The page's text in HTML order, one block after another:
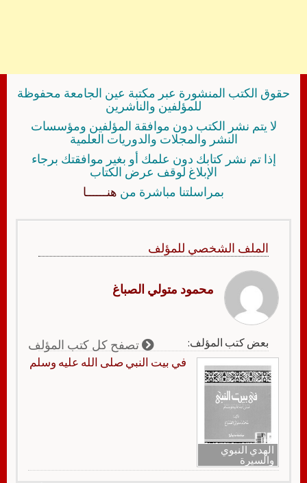
حقوق الكتب المنشورة عبر مكتبة عين الجامعة محفوظة
للمؤلفين والناشرين
لا يتم نشر الكتب دون موافقة المؤلفين ومؤسسات
النشر والمجلات والدوريات العلمية
إذا تم نشر كتابك دون علمك أو بغير موافقتك برجاء
الإبلاغ لوقف عرض الكتاب
بمراسلتنا مباشرة من هنــــــا
الملف الشخصي للمؤلف
محمود متولي الصباغ
بعض كتب المؤلف: تصفح كل كتب المؤلف
الهدي النبوي
والسيرة
في بيت النبي صلى الله عليه وسلم